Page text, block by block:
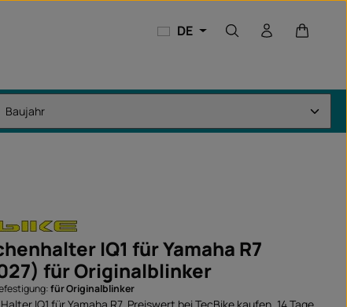
DE
IQ1 für Yamaha R7
für Originalblinker
für Originalblinker